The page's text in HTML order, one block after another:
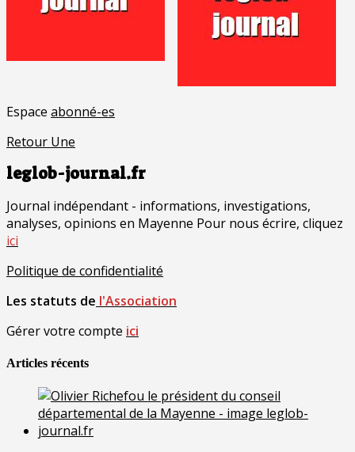
Espace abonné-es
Retour Une
leglob-journal.fr
Journal indépendant - informations, investigations,
analyses, opinions en Mayenne Pour nous écrire, cliquez
ici
Politique de confidentialité
Les statuts de l'Association
Gérer votre compte ici
Articles récents